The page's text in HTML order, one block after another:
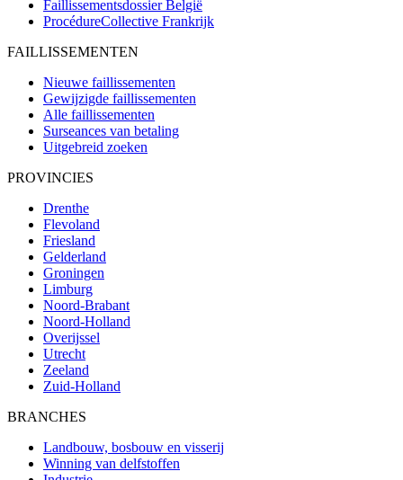
Faillissementsdossier België
ProcédureCollective Frankrijk
FAILLISSEMENTEN
Nieuwe faillissementen
Gewijzigde faillissementen
Alle faillissementen
Surseances van betaling
Uitgebreid zoeken
PROVINCIES
Drenthe
Flevoland
Friesland
Gelderland
Groningen
Limburg
Noord-Brabant
Noord-Holland
Overijssel
Utrecht
Zeeland
Zuid-Holland
BRANCHES
Landbouw, bosbouw en visserij
Winning van delfstoffen